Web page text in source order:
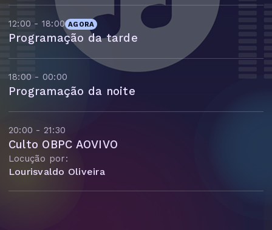
12:00 - 18:00 AGORA
Programação da tarde
18:00 - 00:00
Programação da noite
20:00 - 21:30
Culto OBPC AOVIVO
Locução por:
Lourisvaldo Oliveira